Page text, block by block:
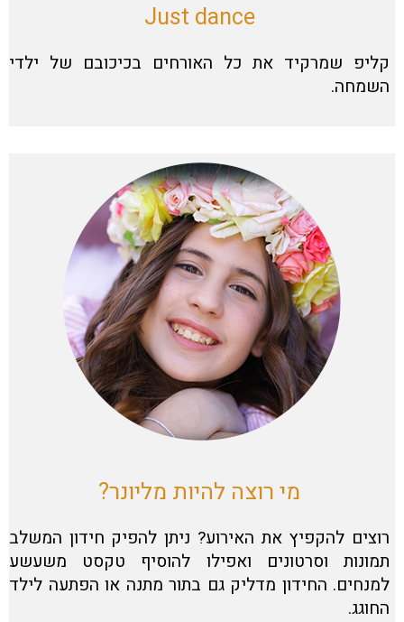
Just dance
קליפ שמרקיד את כל האורחים בכיכובם של ילדי
השמחה.
מי רוצה להיות מליונר?
רוצים להקפיץ את האירוע? ניתן להפיק חידון המשלב
תמונות וסרטונים ואפילו להוסיף טקסט משעשע
למנחים. החידון מדליק גם בתור מתנה או הפתעה לילד
החוגג.